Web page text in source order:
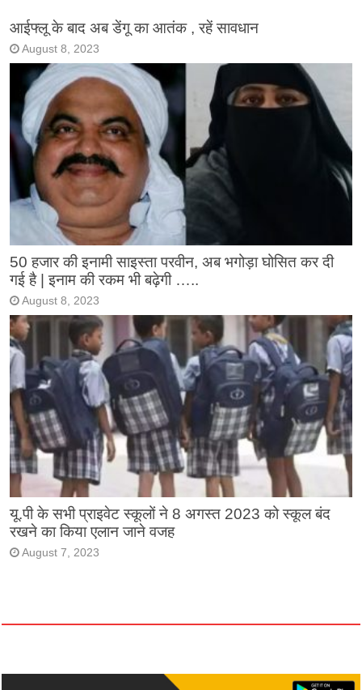
आईफ्लू के बाद अब डेंगू का आतंक , रहें सावधान
August 8, 2023
50 हजार की इनामी साइस्ता परवीन, अब भगोड़ा घोसित कर दी
गई है | इनाम की रकम भी बढ़ेगी …..
August 8, 2023
यू.पी के सभी प्राइवेट स्कूलों ने 8 अगस्त 2023 को स्कूल बंद
रखने का किया एलान जाने वजह
August 7, 2023